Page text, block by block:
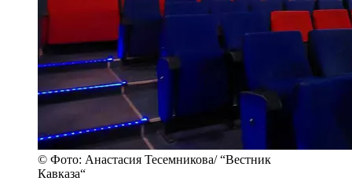
© Фото: Анастасия Тесемникова/ “Вестник
Кавказа“